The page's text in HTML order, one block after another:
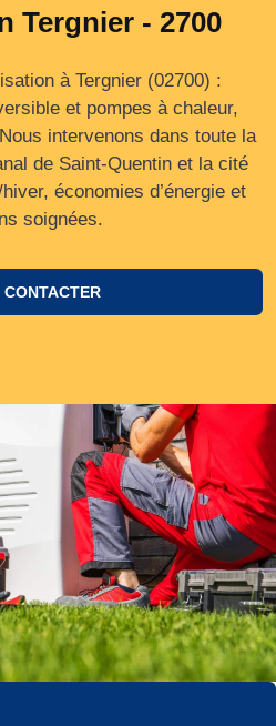
Tergnier - 2700
à Tergnier (02700) :
et pompes à chaleur,
intervenons dans toute la
de Saint‑Quentin et la cité
économies d’énergie et
soignées.
CONTACTER